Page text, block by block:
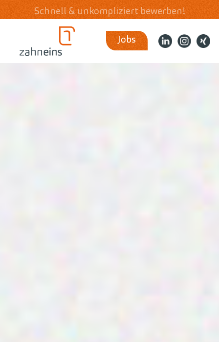
Schnell & unkompliziert bewerben!
Jobs